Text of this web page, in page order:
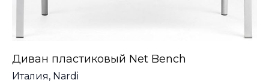
Диван пластиковый Net Bench
Италия, Nardi